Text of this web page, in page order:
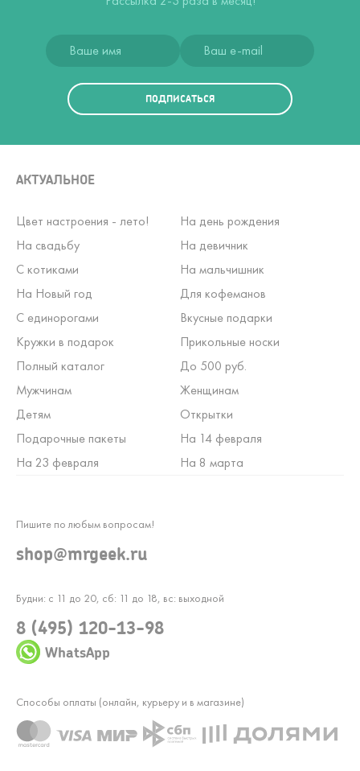
ПОДПИСАТЬСЯ
АКТУАЛЬНОЕ
Цвет настроения - лето!
На день рождения
На свадьбу
На девичник
С котиками
На мальчишник
На Новый год
Для кофеманов
С единорогами
Вкусные подарки
Кружки в подарок
Прикольные носки
Полный каталог
До 500 руб.
Мужчинам
Женщинам
Детям
Открытки
Подарочные пакеты
На 14 февраля
На 23 февраля
На 8 марта
Будни: с 11 до 20, сб: 11 до 18, вс: выходной
8 (495) 120-13-98
WhatsApp
Пишите по любым вопросам!
shop@mrgeek.ru
Способы оплаты (онлайн, курьеру и в магазине)